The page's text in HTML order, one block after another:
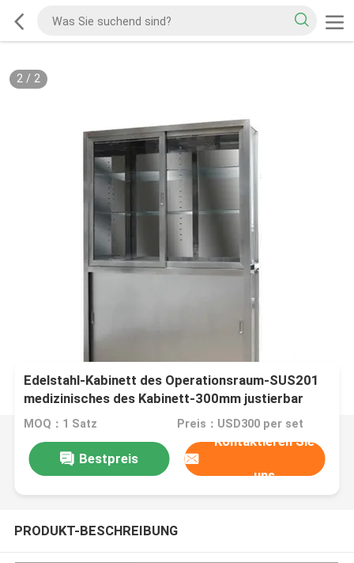
2/ 2
Edelstahl-Kabinett des Operationsraum-SUS201
medizinisches des Kabinett-300mm justierbar
MOQ：1 Satz Preis：USD300 per set
Bestpreis
Kontaktieren Sie
uns
PRODUKT-BESCHREIBUNG